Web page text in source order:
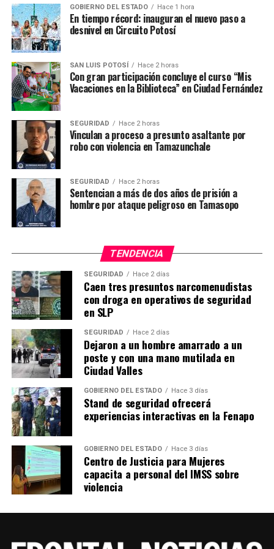
Manuel Carreras López y la Presidenta del DIF Estatal,
Lorena Valle Rodríguez, de que este evento ferial sea
accesible, con gran calidad, seguro y netamente familiar.
TEMAS RELACIONADOS
YA VIENE
Investigan empresa fantasma ligada a Ninel Conde en
San Luis Potosí
NO TE PIERDAS
Clausuran Festival de la Cantera 2018
GOBIERNO DEL ESTADO Hace 1 hora
En tiempo récord: inauguran el nuevo paso a
desnivel en Circuito Potosí
SAN LUIS POTOSÍ Hace 2 horas
Con gran participación concluye el curso “Mis
Vacaciones en la Biblioteca” en Ciudad Fernández
SEGURIDAD Hace 2 horas
Vinculan a proceso a presunto asaltante por
robo con violencia en Tamazunchale
SEGURIDAD Hace 2 horas
Sentencian a más de dos años de prisión a
hombre por ataque peligroso en Tamasopo
TENDENCIA
SEGURIDAD Hace 2 días
Caen tres presuntos narcomenudistas
con droga en operativos de seguridad
en SLP
SEGURIDAD Hace 2 días
Dejaron a un hombre amarrado a un
poste y con una mano mutilada en
Ciudad Valles
GOBIERNO DEL ESTADO Hace 3 días
Stand de seguridad ofrecerá
experiencias interactivas en la Fenapo
GOBIERNO DEL ESTADO Hace 3 días
Centro de Justicia para Mujeres
capacita a personal del IMSS sobre
violencia